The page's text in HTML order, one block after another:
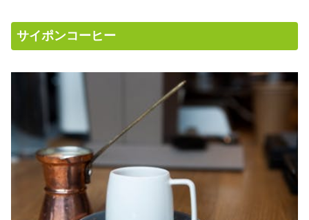
サイポンコーヒー